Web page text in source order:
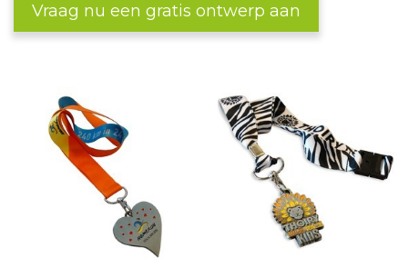
Vraag nu een gratis ontwerp aan